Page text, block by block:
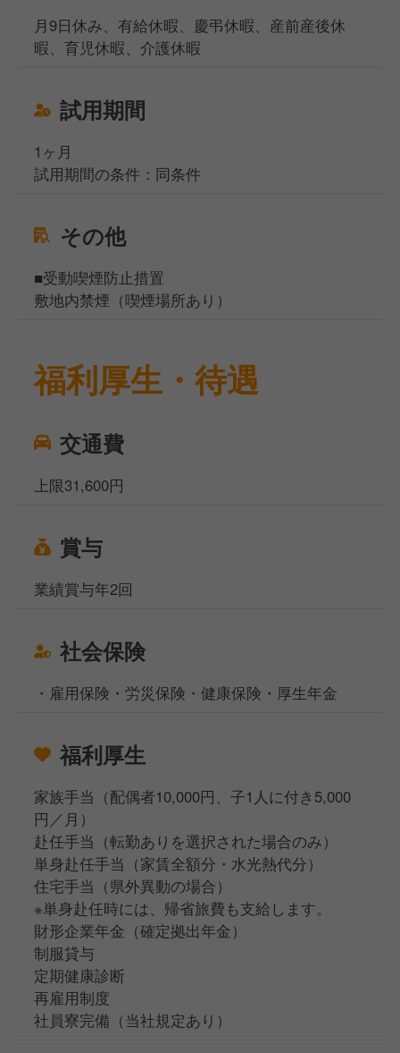
月9日休み、有給休暇、慶弔休暇、産前産後休
暇、育児休暇、介護休暇
試用期間
1ヶ月
試用期間の条件：同条件
その他
■受動喫煙防止措置
敷地内禁煙（喫煙場所あり）
福利厚生・待遇
交通費
上限31,600円
賞与
業績賞与年2回
社会保険
・雇用保険・労災保険・健康保険・厚生年金
福利厚生
家族手当（配偶者10,000円、子1人に付き5,000
円／月）
赴任手当（転勤ありを選択された場合のみ）
単身赴任手当（家賃全額分・水光熱代分）
住宅手当（県外異動の場合）
※単身赴任時には、帰省旅費も支給します。
財形企業年金（確定拠出年金）
制服貸与
定期健康診断
再雇用制度
社員寮完備（当社規定あり）